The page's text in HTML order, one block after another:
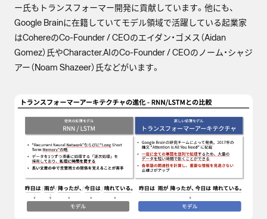
ー氏もトランスフォーマー開発に貢献しています。他にも、
Google Brainに在籍していてモデル領域で活躍している起業家
はCohereのCo-Founder / CEOのエイダン・ゴメス（Aidan
Gomez）氏やCharacter.AIのCo-Founder / CEOのノーム・シャジ
アー（Noam Shazeer）氏などがいます。